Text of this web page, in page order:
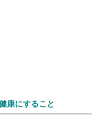
康にすること